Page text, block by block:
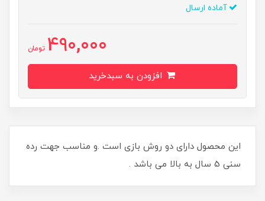
آماده ارسال
490,000 تومان
این محصول دارای دو روش بازی است .و مناسب جهت رده
سنی 5 سال به بالا می باشد .